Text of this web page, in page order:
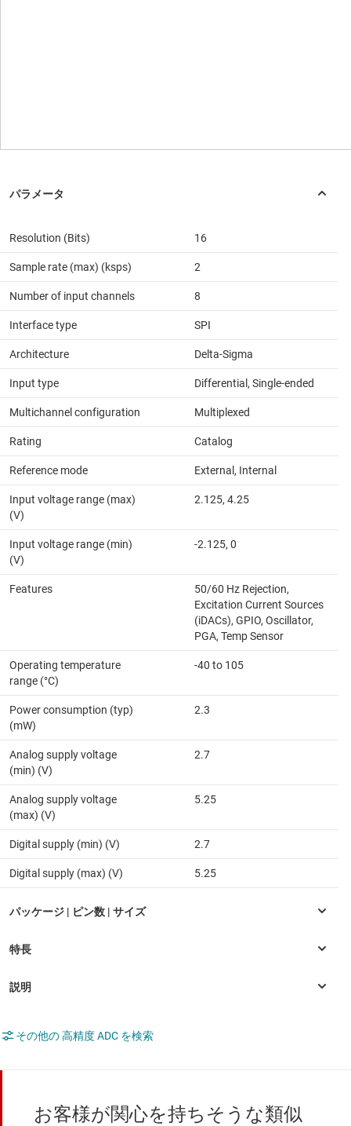
Resolution (Bits) 16
Sample rate (max) (ksps) 2
Number of input channels 8
Interface type SPI
Architecture Delta-Sigma
Input type Differential, Single-ended
Multichannel configuration Multiplexed
Rating Catalog
Reference mode External, Internal
Input voltage range (max)
(V)
2.125, 4.25
Input voltage range (min)
(V)
-2.125, 0
Features
50/60 Hz Rejection,
Excitation Current Sources
(iDACs), GPIO, Oscillator,
PGA, Temp Sensor
Operating temperature
range (°C)
-40 to 105
Power consumption (typ)
(mW)
2.3
Analog supply voltage
(min) (V)
2.7
Analog supply voltage
(max) (V)
5.25
Digital supply (min) (V) 2.7
Digital supply (max) (V) 5.25
その他の 高精度 ADC を検索
お客様が関心を持ちそうな類似